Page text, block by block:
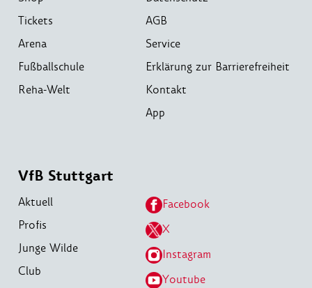
Tickets
Arena
Fußballschule
Reha-Welt
AGB
Service
Erklärung zur Barrierefreiheit
Kontakt
App
VfB Stuttgart
Aktuell
Profis
Junge Wilde
Club
Facebook
X
Instagram
Youtube